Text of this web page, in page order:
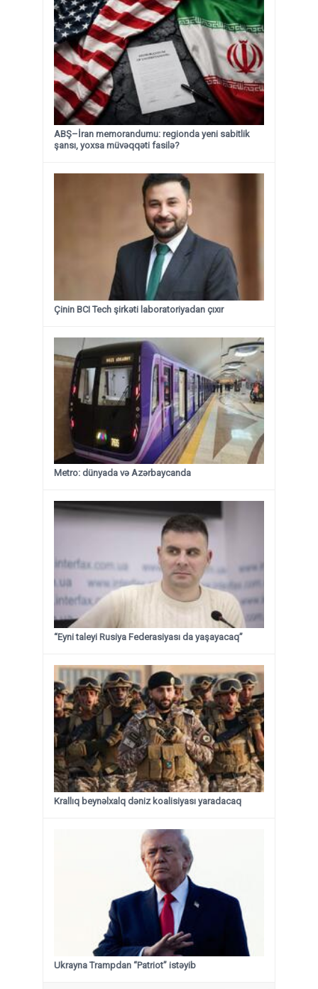
ABŞ–İran memorandumu: regionda yeni sabitlik
şansı, yoxsa müvəqqəti fasilə?
Çinin BCI Tech şirkəti laboratoriyadan çıxır
Metro: dünyada və Azərbaycanda
“Eyni taleyi Rusiya Federasiyası da yaşayacaq”
Krallıq beynəlxalq dəniz koalisiyası yaradacaq
Ukrayna Trampdan “Patriot” istəyib